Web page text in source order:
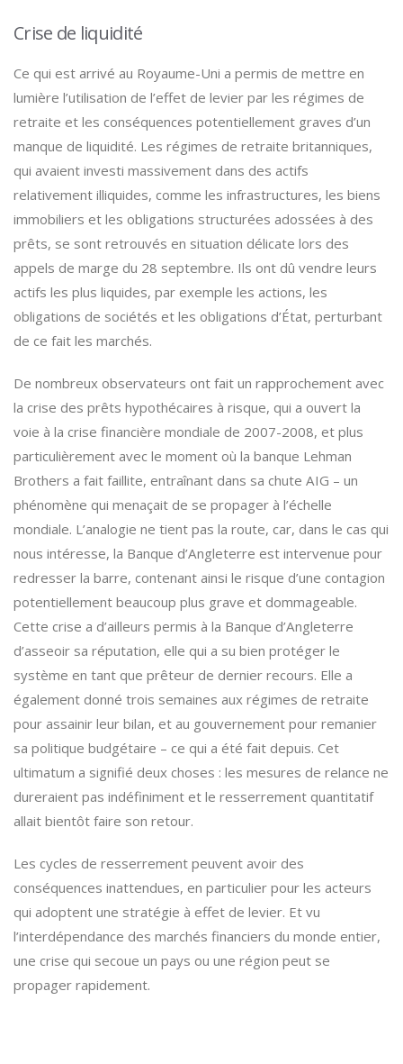
Crise de liquidité
Ce qui est arrivé au Royaume-Uni a permis de mettre en
lumière l’utilisation de l’effet de levier par les régimes de
retraite et les conséquences potentiellement graves d’un
manque de liquidité. Les régimes de retraite britanniques,
qui avaient investi massivement dans des actifs
relativement illiquides, comme les infrastructures, les biens
immobiliers et les obligations structurées adossées à des
prêts, se sont retrouvés en situation délicate lors des
appels de marge du 28 septembre. Ils ont dû vendre leurs
actifs les plus liquides, par exemple les actions, les
obligations de sociétés et les obligations d’État, perturbant
de ce fait les marchés.
De nombreux observateurs ont fait un rapprochement avec
la crise des prêts hypothécaires à risque, qui a ouvert la
voie à la crise financière mondiale de 2007-2008, et plus
particulièrement avec le moment où la banque Lehman
Brothers a fait faillite, entraînant dans sa chute AIG – un
phénomène qui menaçait de se propager à l’échelle
mondiale. L’analogie ne tient pas la route, car, dans le cas qui
nous intéresse, la Banque d’Angleterre est intervenue pour
redresser la barre, contenant ainsi le risque d’une contagion
potentiellement beaucoup plus grave et dommageable.
Cette crise a d’ailleurs permis à la Banque d’Angleterre
d’asseoir sa réputation, elle qui a su bien protéger le
système en tant que prêteur de dernier recours. Elle a
également donné trois semaines aux régimes de retraite
pour assainir leur bilan, et au gouvernement pour remanier
sa politique budgétaire – ce qui a été fait depuis. Cet
ultimatum a signifié deux choses : les mesures de relance ne
dureraient pas indéfiniment et le resserrement quantitatif
allait bientôt faire son retour.
Les cycles de resserrement peuvent avoir des
conséquences inattendues, en particulier pour les acteurs
qui adoptent une stratégie à effet de levier. Et vu
l’interdépendance des marchés financiers du monde entier,
une crise qui secoue un pays ou une région peut se
propager rapidement.